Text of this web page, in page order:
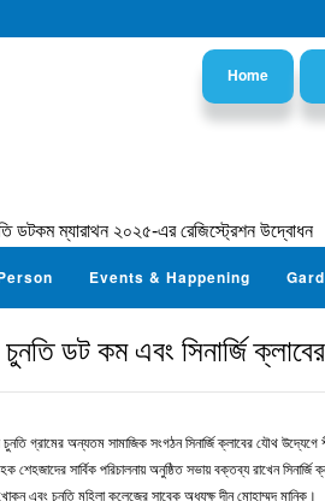
Home
২০২৫-এর রেজিস্ট্রেশন উদ্বোধন
Events & Happening
চুনতি ডট কম এবং সিনার্জি
গ্রামের অন্যতম সামাজিক সংগঠন সিনার্জি ক্লাবের যৌথ
সার্বিক পরিচালনায় অনুষ্ঠিত সভায় বক্তব্য রাখেন সিনার্জি
এবং চুনতি মহিলা কলেজের সাবেক অধ্যক্ষ দীন মোহাম্মদ মানিক।